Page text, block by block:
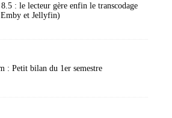
: le lecteur gère enfin le transcodage
et Jellyfin)
: Petit bilan du 1er semestre